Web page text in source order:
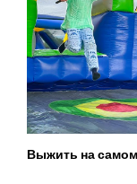
Выжить на